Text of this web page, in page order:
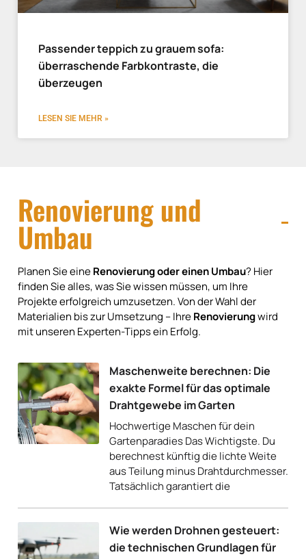
Passender teppich zu grauem sofa:
überraschende Farbkontraste, die
überzeugen
LESEN SIE MEHR »
Renovierung und
Umbau
Planen Sie eineRenovierung oder einen Umbau? Hier
finden Sie alles, was Sie wissen müssen, um Ihre
Projekte erfolgreich umzusetzen. Von der Wahl der
Materialien bis zur Umsetzung – IhreRenovierungwird
mit unseren Experten-Tipps ein Erfolg.
Maschenweite berechnen: Die
exakte Formel für das optimale
Drahtgewebe im Garten
Hochwertige Maschen für dein
Gartenparadies Das Wichtigste. Du
berechnest künftig die lichte Weite
aus Teilung minus Drahtdurchmesser.
Tatsächlich garantiert die
Wie werden Drohnen gesteuert:
die technischen Grundlagen für